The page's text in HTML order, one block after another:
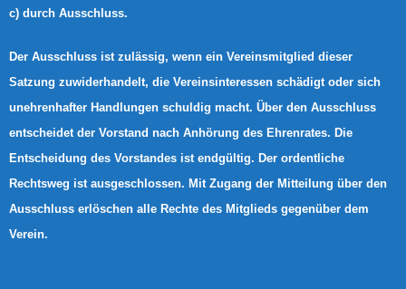
c) durch Ausschluss.
Der Ausschluss ist zulässig, wenn ein Vereinsmitglied dieser
Satzung zuwiderhandelt, die Vereinsinteressen schädigt oder sich
unehrenhafter Handlungen schuldig macht. Über den Ausschluss
entscheidet der Vorstand nach Anhörung des Ehrenrates. Die
Entscheidung des Vorstandes ist endgültig. Der ordentliche
Rechtsweg ist ausgeschlossen. Mit Zugang der Mitteilung über den
Ausschluss erlöschen alle Rechte des Mitglieds gegenüber dem
Verein.